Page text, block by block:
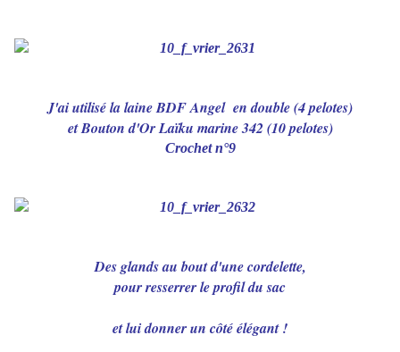
J'ai utilisé la laine BDF Angel en double (4 pelotes)
et Bouton d'Or Laïku marine 342 (10 pelotes)
Crochet n°9
Des glands au bout d'une cordelette,
pour resserrer le profil du sac
et lui donner un côté élégant !